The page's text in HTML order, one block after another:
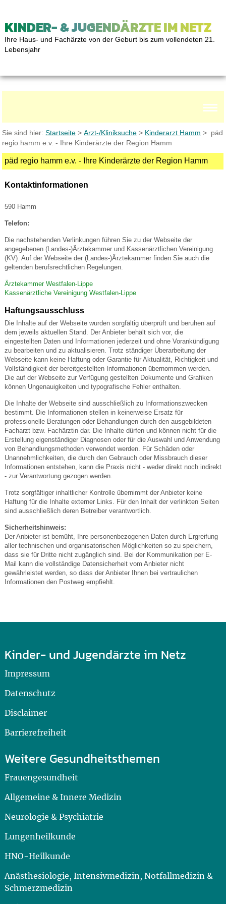
KINDER- & JUGENDÄRZTE IM NETZ
Ihre Haus- und Fachärzte von der Geburt bis zum vollendeten 21.
Lebensjahr
Sie sind hier:Startseite >Arzt-/Kliniksuche > Kinderarzt Hamm > päd
regio hamm e.v. - Ihre Kinderärzte der Region Hamm
päd regio hamm e.v. - Ihre Kinderärzte der Region Hamm
Kontaktinformationen
590 Hamm
Telefon:
Die nachstehenden Verlinkungen führen Sie zu der Webseite der
angegebenen (Landes-)Ärztekammer und Kassenärztlichen Vereinigung
(KV). Auf der Webseite der (Landes-)Ärztekammer finden Sie auch die
geltenden berufsrechtlichen Regelungen.
Ärztekammer Westfalen-Lippe
Kassenärztliche Vereinigung Westfalen-Lippe
Haftungsausschluss
Die Inhalte auf der Webseite wurden sorgfältig überprüft und beruhen auf
dem jeweils aktuellen Stand. Der Anbieter behält sich vor, die
eingestellten Daten und Informationen jederzeit und ohne Vorankündigung
zu bearbeiten und zu aktualisieren. Trotz ständiger Überarbeitung der
Webseite kann keine Haftung oder Garantie für Aktualität, Richtigkeit und
Vollständigkeit der bereitgestellten Informationen übernommen werden.
Die auf der Webseite zur Verfügung gestellten Dokumente und Grafiken
können Ungenauigkeiten und typografische Fehler enthalten.
Die Inhalte der Webseite sind ausschließlich zu Informationszwecken
bestimmt. Die Informationen stellen in keinerweise Ersatz für
professionelle Beratungen oder Behandlungen durch den ausgebildeten
Facharzt bzw. Fachärztin dar. Die Inhalte dürfen und können nicht für die
Erstellung eigenständiger Diagnosen oder für die Auswahl und Anwendung
von Behandlungsmethoden verwendet werden. Für Schäden oder
Unannehmlichkeiten, die durch den Gebrauch oder Missbrauch dieser
Informationen entstehen, kann die Praxis nicht - weder direkt noch indirekt
- zur Verantwortung gezogen werden.
Trotz sorgfältiger inhaltlicher Kontrolle übernimmt der Anbieter keine
Haftung für die Inhalte externer Links. Für den Inhalt der verlinkten Seiten
sind ausschließlich deren Betreiber verantwortlich.
Sicherheitshinweis:
Der Anbieter ist bemüht, Ihre personenbezogenen Daten durch Ergreifung
aller technischen und organisatorischen Möglichkeiten so zu speichern,
dass sie für Dritte nicht zugänglich sind. Bei der Kommunikation per E-
Mail kann die vollständige Datensicherheit vom Anbieter nicht
gewährleistet werden, so dass der Anbieter Ihnen bei vertraulichen
Informationen den Postweg empfiehlt.
Kinder- und Jugendärzte im Netz
Impressum
Datenschutz
Disclaimer
Barrierefreiheit
Weitere Gesundheitsthemen
Frauengesundheit
Allgemeine & Innere Medizin
Neurologie & Psychiatrie
Lungenheilkunde
HNO-Heilkunde
Anästhesiologie, Intensivmedizin, Notfallmedizin &
Schmerzmedizin